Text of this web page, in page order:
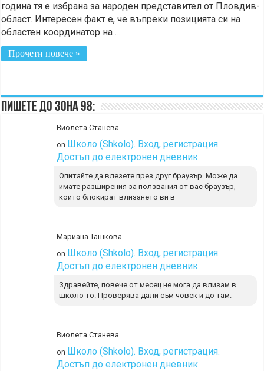
година тя е избрана за народен представител от Пловдив-
област. Интересен факт е, че въпреки позицията си на
областен координатор на …
Прочети повече »
Пишете до Зона 98:
Виолета Станева
on Школо (Shkolo). Вход, регистрация.
Достъп до електронен дневник
Опитайте да влезете през друг браузър. Може да
имате разширения за ползвания от вас браузър,
които блокират влизането ви в
Мариана Ташкова
on Школо (Shkolo). Вход, регистрация.
Достъп до електронен дневник
Здравейте, повече от месец не мога да влизам в
школо то. Проверява дали съм човек и до там.
Виолета Станева
on Школо (Shkolo). Вход, регистрация.
Достъп до електронен дневник